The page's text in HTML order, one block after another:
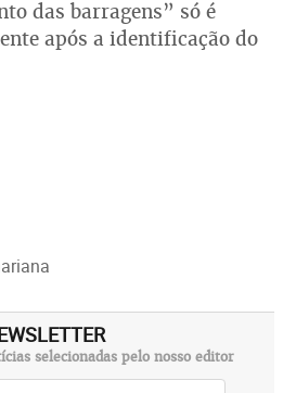
das barragens” só é
após a identificação do
selecionadas pelo nosso editor